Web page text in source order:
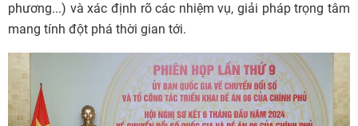
phương...) và xác định rõ các nhiệm vụ, giải pháp trọng tâm
mang tính đột phá thời gian tới.